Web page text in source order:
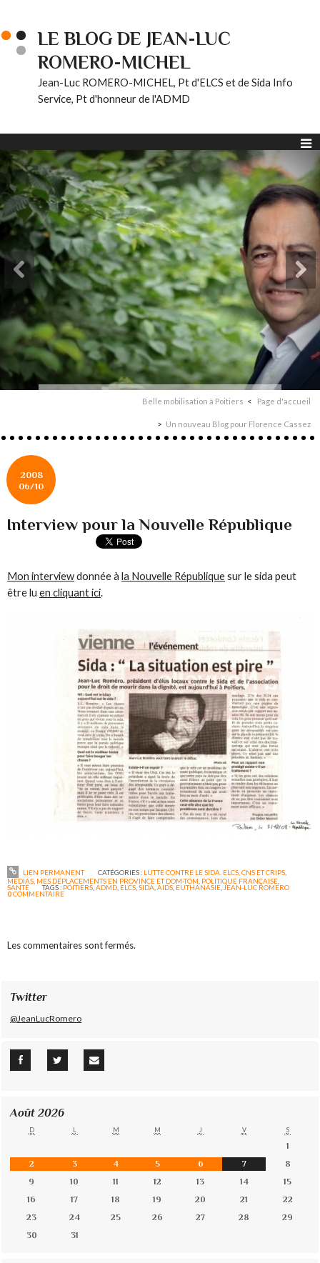
LE BLOG DE JEAN-LUC
ROMERO-MICHEL
Jean-Luc ROMERO-MICHEL, Pt d'ELCS et de Sida Info
Service, Pt d'honneur de l'ADMD
Belle mobilisation à Poitiers Page d'accueil
Un nouveau Blog pour Florence Cassez
2008
06/10
Interview pour la Nouvelle République
Mon interviewdonnée àla Nouvelle Républiquesur le sida peut
être luen cliquant ici.
LIEN PERMANENT CATÉGORIES : LUTTE CONTRE LE SIDA, ELCS, CNS ET CRIPS,
MEDIAS MES DÉPLACEMENTS EN PROVINCE ET DOM-TOM POLITIQUE FRANÇAISE
SANTÉ TAGS : POITIERS ,ADMD ELCS ,SIDA ,AIDS EUTHANASIE JEAN-LUC ROMERO
0COMMENTAIRE
Les commentaires sont fermés.
Twitter
@JeanLucRomero
Août 2026
D L M M J V S
1
2
3 4 5 6 7
8
9
10 11 12 13 14
15
16
17 18 19 20 21
22
23
24 25 26 27 28
29
30
31